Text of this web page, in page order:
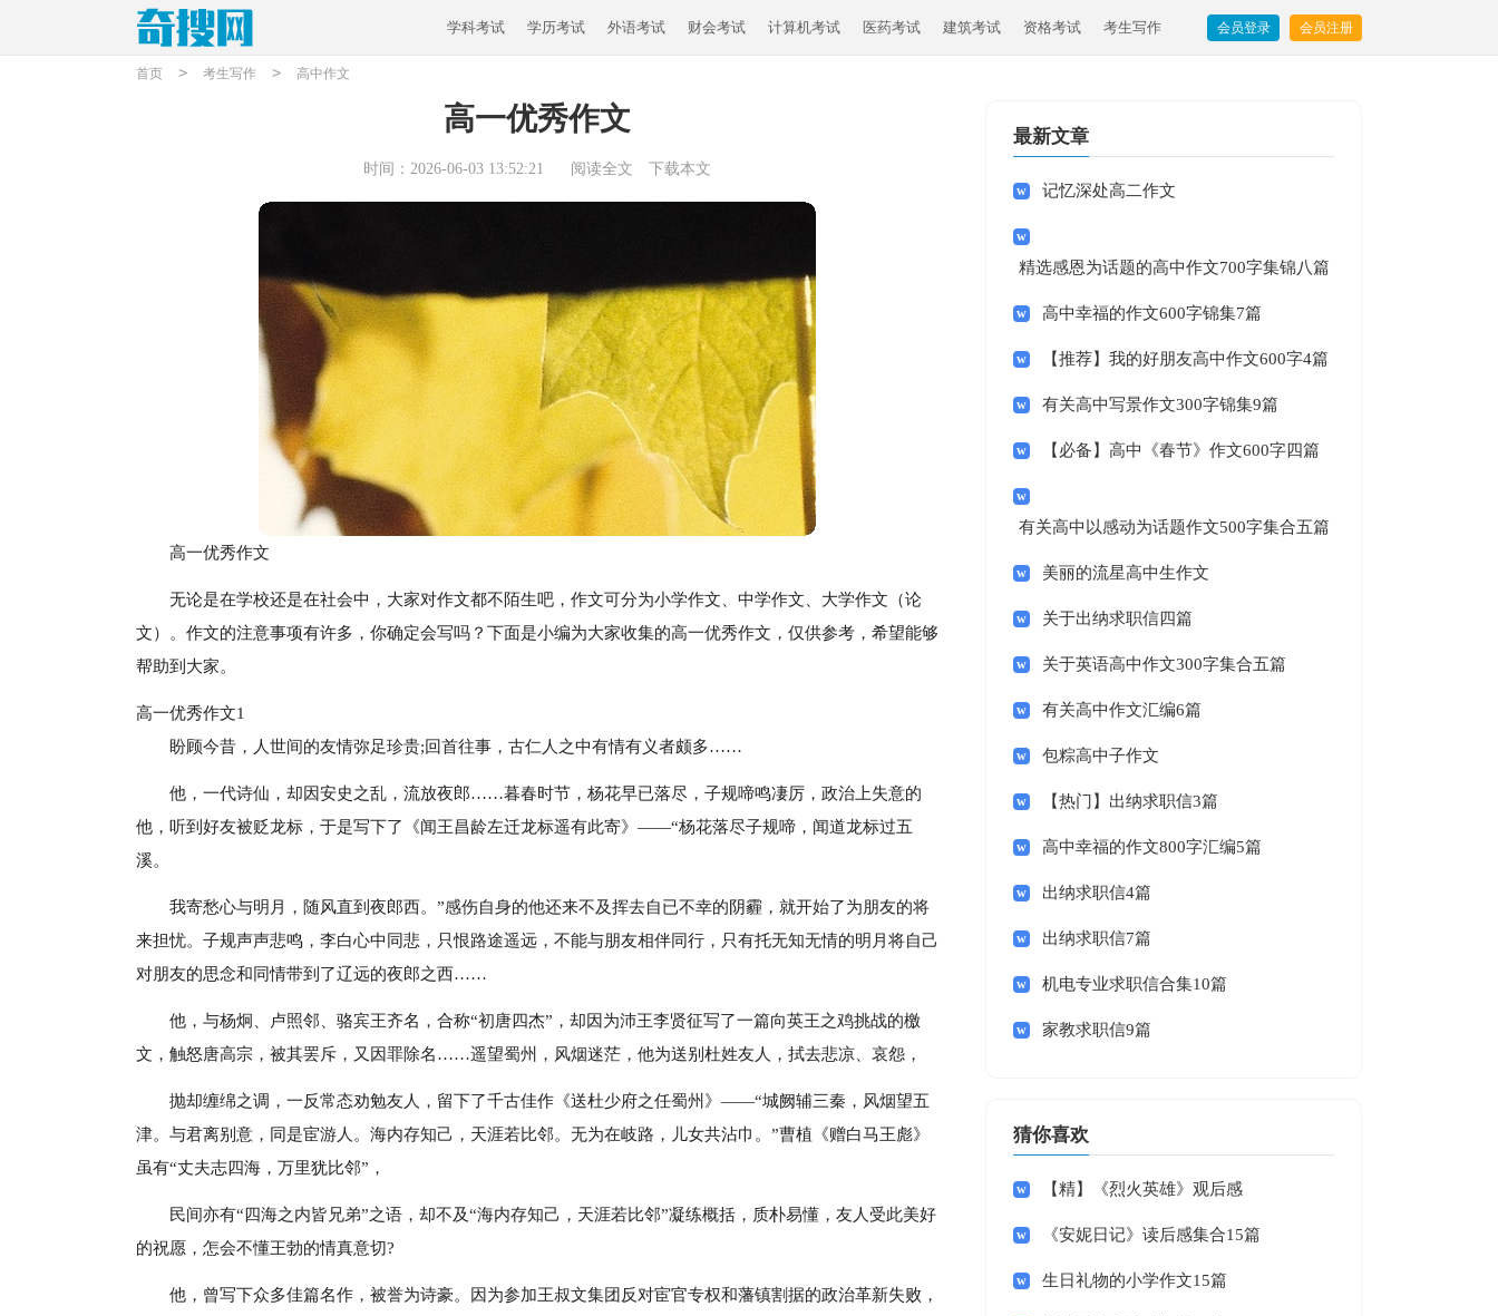
学科考试 学历考试 外语考试 财会考试 计算机考试 医药考试 建筑考试 资格考试 考生写作 会员登录 会员注册
首页 > 考生写作 > 高中作文
高一优秀作文
时间：2026-06-03 13:52:21 阅读全文 下载本文
高一优秀作文
无论是在学校还是在社会中，大家对作文都不陌生吧，作文可分为小学作文、中学作文、大学作文（论
文）。作文的注意事项有许多，你确定会写吗？下面是小编为大家收集的高一优秀作文，仅供参考，希望能够
帮助到大家。
高一优秀作文1
盼顾今昔，人世间的友情弥足珍贵;回首往事，古仁人之中有情有义者颇多……
他，一代诗仙，却因安史之乱，流放夜郎……暮春时节，杨花早已落尽，子规啼鸣凄厉，政治上失意的
他，听到好友被贬龙标，于是写下了《闻王昌龄左迁龙标遥有此寄》——“杨花落尽子规啼，闻道龙标过五
溪。
我寄愁心与明月，随风直到夜郎西。”感伤自身的他还来不及挥去自已不幸的阴霾，就开始了为朋友的将
来担忧。子规声声悲鸣，李白心中同悲，只恨路途遥远，不能与朋友相伴同行，只有托无知无情的明月将自己
对朋友的思念和同情带到了辽远的夜郎之西……
他，与杨炯、卢照邻、骆宾王齐名，合称“初唐四杰”，却因为沛王李贤征写了一篇向英王之鸡挑战的檄
文，触怒唐高宗，被其罢斥，又因罪除名……遥望蜀州，风烟迷茫，他为送别杜姓友人，拭去悲凉、哀怨，
抛却缠绵之调，一反常态劝勉友人，留下了千古佳作《送杜少府之任蜀州》——“城阙辅三秦，风烟望五
津。与君离别意，同是宦游人。海内存知己，天涯若比邻。无为在岐路，儿女共沾巾。”曹植《赠白马王彪》
虽有“丈夫志四海，万里犹比邻”，
民间亦有“四海之内皆兄弟”之语，却不及“海内存知己，天涯若比邻”凝练概括，质朴易懂，友人受此美好
的祝愿，怎会不懂王勃的情真意切?
他，曾写下众多佳篇名作，被誉为诗豪。因为参加王叔文集团反对宦官专权和藩镇割据的政治革新失败，
最新文章
记忆深处高二作文
精选感恩为话题的高中作文700字集锦八篇
高中幸福的作文600字锦集7篇
【推荐】我的好朋友高中作文600字4篇
有关高中写景作文300字锦集9篇
【必备】高中《春节》作文600字四篇
有关高中以感动为话题作文500字集合五篇
美丽的流星高中生作文
关于出纳求职信四篇
关于英语高中作文300字集合五篇
有关高中作文汇编6篇
包粽高中子作文
【热门】出纳求职信3篇
高中幸福的作文800字汇编5篇
出纳求职信4篇
出纳求职信7篇
机电专业求职信合集10篇
家教求职信9篇
猜你喜欢
【精】《烈火英雄》观后感
《安妮日记》读后感集合15篇
生日礼物的小学作文15篇